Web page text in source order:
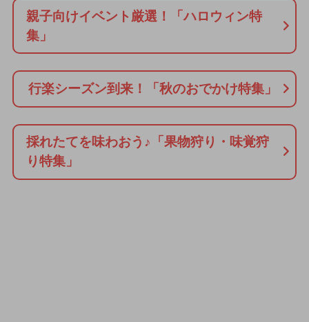
親子向けイベント厳選！「ハロウィン特
集」
行楽シーズン到来！「秋のおでかけ特集」
採れたてを味わおう♪「果物狩り・味覚狩
り特集」